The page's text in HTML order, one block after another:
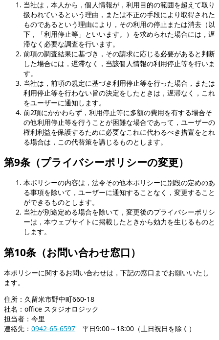
当社は，本人から，個人情報が，利用目的の範囲を超えて取り
扱われているという理由，または不正の手段により取得された
ものであるという理由により，その利用の停止または消去（以
下，「利用停止等」といいます。）を求められた場合には，遅
滞なく必要な調査を行います。
前項の調査結果に基づき，その請求に応じる必要があると判断
した場合には，遅滞なく，当該個人情報の利用停止等を行いま
す。
当社は，前項の規定に基づき利用停止等を行った場合，または
利用停止等を行わない旨の決定をしたときは，遅滞なく，これ
をユーザーに通知します。
前2項にかかわらず，利用停止等に多額の費用を有する場合そ
の他利用停止等を行うことが困難な場合であって，ユーザーの
権利利益を保護するために必要なこれに代わるべき措置をとれ
る場合は，この代替策を講じるものとします。
第9条（プライバシーポリシーの変更）
本ポリシーの内容は，法令その他本ポリシーに別段の定めのあ
る事項を除いて，ユーザーに通知することなく，変更すること
ができるものとします。
当社が別途定める場合を除いて，変更後のプライバシーポリシ
ーは，本ウェブサイトに掲載したときから効力を生じるものと
します。
第10条（お問い合わせ窓口）
本ポリシーに関するお問い合わせは，下記の窓口までお願いいたし
ます。
住所：久留米市野中町660-18
社名：office スタジオロジック
担当者：今里
連絡先： 0942-65-6597 平日9:00～18:00（土日祝日を除く）